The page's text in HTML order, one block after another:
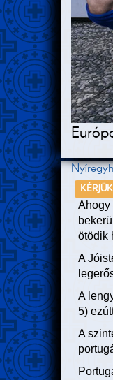
Ahogy
ötödik
A
A
5)
A